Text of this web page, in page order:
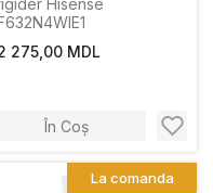
Hisense
275,00 MDL
În Coș
La comanda